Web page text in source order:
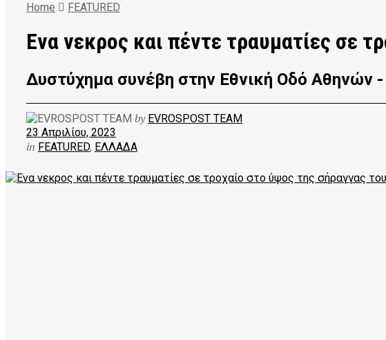
Home FEATURED
Ενα νεκρος και πέντε τραυματίες σε
Δυστύχημα συνέβη στην Εθνική Οδό Αθηνών
by EVROSPOST TEAM
23 Απριλίου, 2023
in FEATURED, ΕΛΛΑΔΑ